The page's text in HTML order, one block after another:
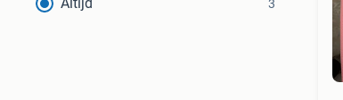
3